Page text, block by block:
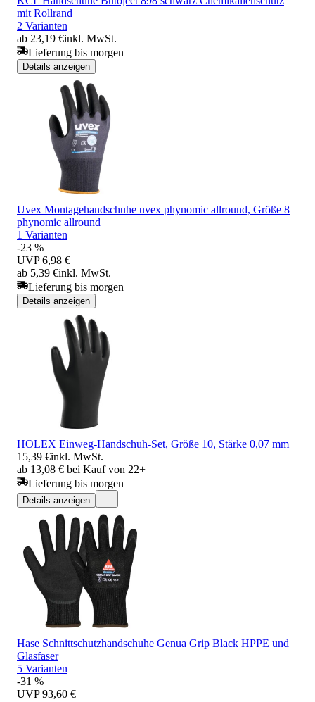
mit Rollrand
2 Varianten
ab 23,19 €inkl. MwSt.
Lieferung bis morgen
Details anzeigen
Uvex Montagehandschuhe uvex phynomic allround, Größe 8
phynomic allround
1 Varianten
-23 %
UVP 6,98 €
ab 5,39 €inkl. MwSt.
Lieferung bis morgen
Details anzeigen
HOLEX Einweg-Handschuh-Set, Größe 10, Stärke 0,07 mm
15,39 €inkl. MwSt.
ab 13,08 € bei Kauf von 22+
Lieferung bis morgen
Details anzeigen
Hase Schnittschutzhandschuhe Genua Grip Black HPPE und
Glasfaser
5 Varianten
-31 %
UVP 93,60 €